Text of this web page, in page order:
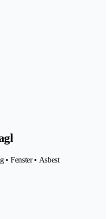
• Fenster • Asbest